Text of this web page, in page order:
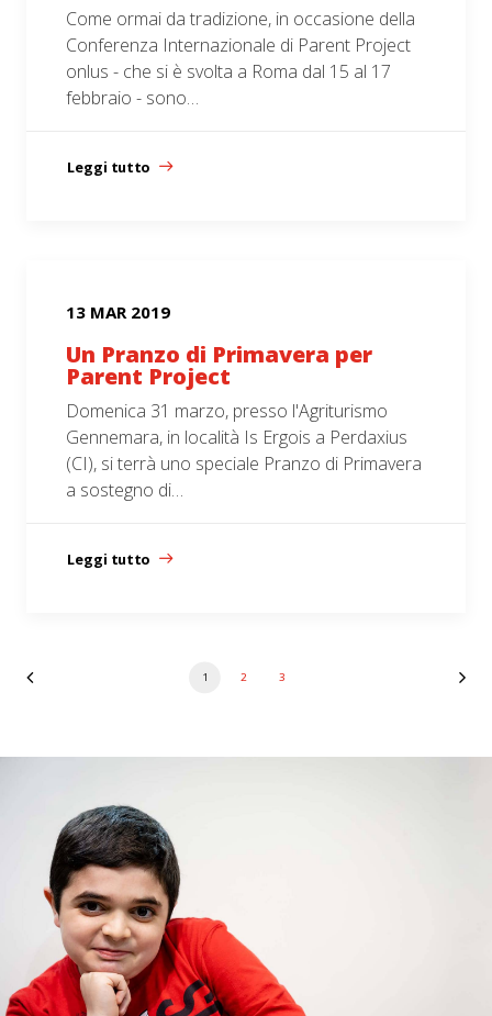
Come ormai da tradizione, in occasione della
Conferenza Internazionale di Parent Project
onlus - che si è svolta a Roma dal 15 al 17
febbraio - sono…
Leggi tutto
13 MAR 2019
Un Pranzo di Primavera per
Parent Project
Domenica 31 marzo, presso l'Agriturismo
Gennemara, in località Is Ergois a Perdaxius
(CI), si terrà uno speciale Pranzo di Primavera
a sostegno di…
Leggi tutto
1 2 3